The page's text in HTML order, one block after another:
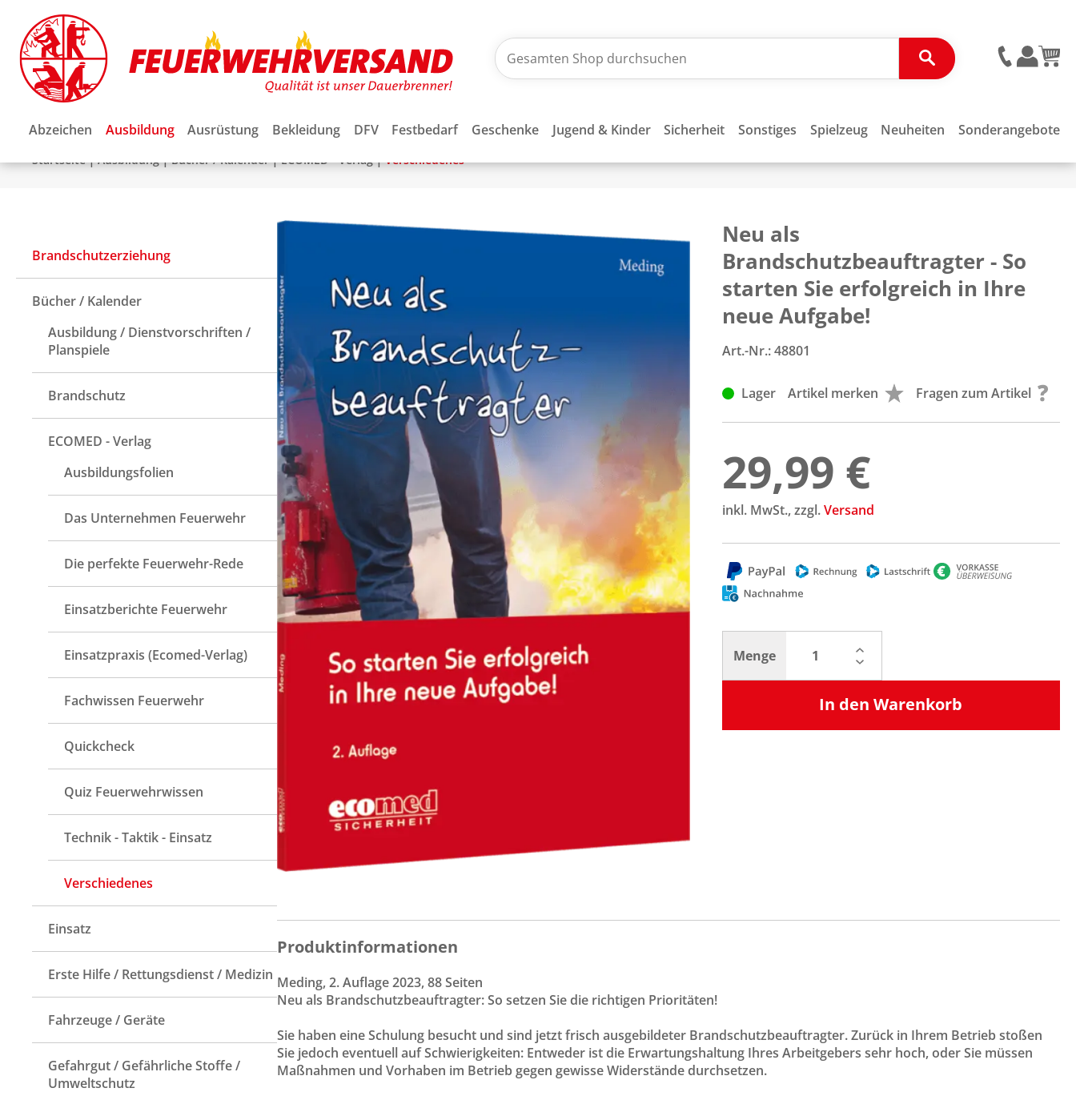
Abzeichen Ausbildung Ausrüstung Bekleidung DFV Festbedarf Geschenke Jugend & Kinder Sicherheit Sonstiges Spielzeug Neuheiten Sonderangebote
Startseite|Ausbildung|Bücher / Kalender|ECOMED - Verlag|Verschiedenes
Brandschutzerziehung
Bücher / Kalender
Ausbildung / Dienstvorschriften /
Planspiele
Brandschutz
ECOMED - Verlag
Ausbildungsfolien
Das Unternehmen Feuerwehr
Die perfekte Feuerwehr-Rede
Einsatzberichte Feuerwehr
Einsatzpraxis (Ecomed-Verlag)
Fachwissen Feuerwehr
Quickcheck
Quiz Feuerwehrwissen
Technik - Taktik - Einsatz
Verschiedenes
Einsatz
Erste Hilfe / Rettungsdienst / Medizin
Fahrzeuge / Geräte
Gefahrgut / Gefährliche Stoffe /
Umweltschutz
Neu als
Brandschutzbeauftragter - So
starten Sie erfolgreich in Ihre
neue Aufgabe!
Art.-Nr.:48801
Lager Artikel merken Fragen zum Artikel
29,99 €
inkl. MwSt., zzgl.Versand
Menge
In den Warenkorb
Produktinformationen
Meding, 2. Auflage 2023, 88 Seiten
Neu als Brandschutzbeauftragter: So setzen Sie die richtigen Prioritäten!
Sie haben eine Schulung besucht und sind jetzt frisch ausgebildeter Brandschutzbeauftragter. Zurück in Ihrem Betrieb stoßen
Sie jedoch eventuell auf Schwierigkeiten: Entweder ist die Erwartungshaltung Ihres Arbeitgebers sehr hoch, oder Sie müssen
Maßnahmen und Vorhaben im Betrieb gegen gewisse Widerstände durchsetzen.